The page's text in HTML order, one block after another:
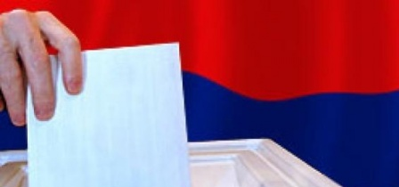
Перейти к основному содержанию